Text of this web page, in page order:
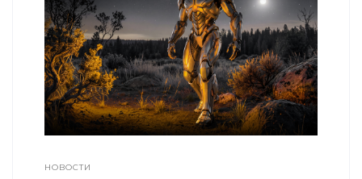
НОВОСТИ